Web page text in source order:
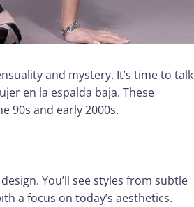
and mystery. It’s time to talk
en la espalda baja. These
90s and early 2000s.
You’ll see styles from subtle
a focus on today’s aesthetics.